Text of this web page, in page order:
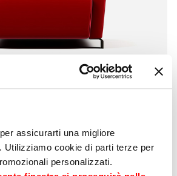
assicurarti una migliore
Utilizziamo cookie di parti terze per
personalizzati.
chi sostiene gli